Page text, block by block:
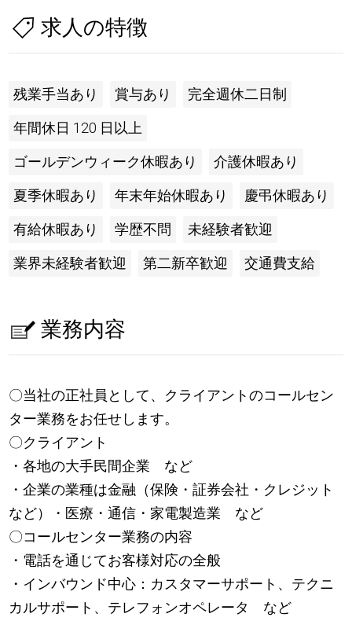
求人の特徴
残業手当あり 賞与あり 完全週休二日制
年間休日 120 日以上
ゴールデンウィーク休暇あり 介護休暇あり
夏季休暇あり 年末年始休暇あり 慶弔休暇あり
有給休暇あり 学歴不問 未経験者歓迎
業界未経験者歓迎 第二新卒歓迎 交通費支給
業務内容
〇当社の正社員として、クライアントのコールセン
ター業務をお任せします。
〇クライアント
・各地の大手民間企業 など
・企業の業種は金融（保険・証券会社・クレジット
など）・医療・通信・家電製造業 など
〇コールセンター業務の内容
・電話を通じてお客様対応の全般
・インバウンド中心：カスタマーサポート、テクニ
カルサポート、テレフォンオペレータ など